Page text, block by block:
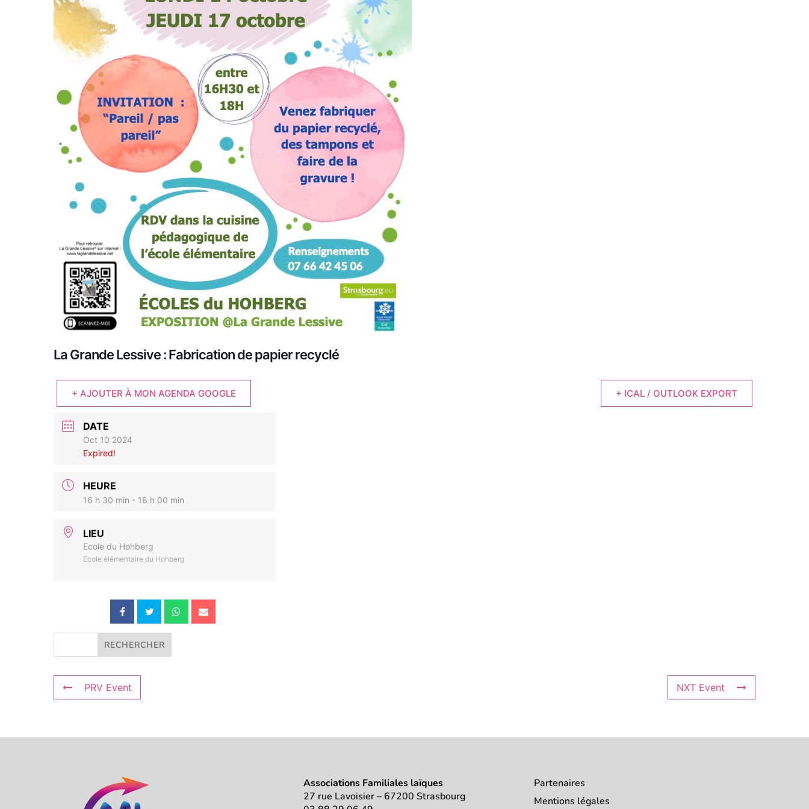
La Grande Lessive : Fabrication de papier recyclé
+ AJOUTER À MON AGENDA GOOGLE + ICAL / OUTLOOK EXPORT
DATE
Oct 10 2024
Expired!
HEURE
16 h 30 min - 18 h 00 min
LIEU
Ecole du Hohberg
Ecole élémentaire du Hohberg
PRV Event NXT Event
Associations Familiales laïques
27 rue Lavoisier – 67200 Strasbourg
Partenaires
Mentions légales